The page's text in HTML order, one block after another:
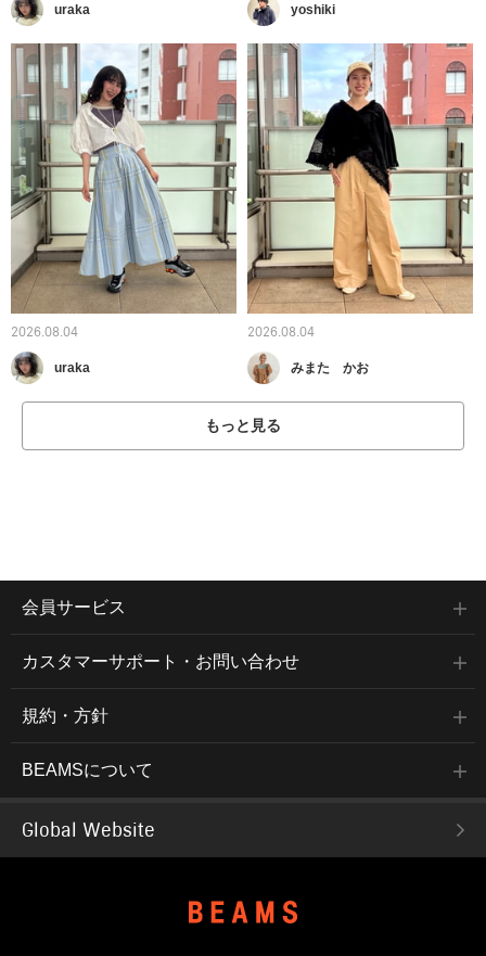
uraka yoshiki
2026.08.04
uraka
2026.08.04
みまた かお
もっと見る
会員サービス
カスタマーサポート・お問い合わせ
規約・方針
BEAMSについて
Global Website